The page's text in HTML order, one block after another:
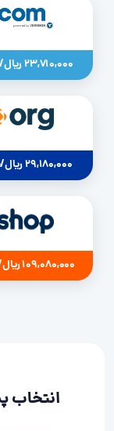
23,710,000 ریال/سالیانه
29,180,000 ریال/سالیانه
109,080,000 ریال/سالیانه
انتخاب